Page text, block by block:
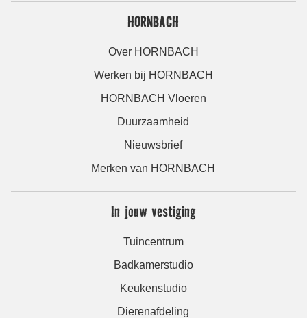
HORNBACH
Over HORNBACH
Werken bij HORNBACH
HORNBACH Vloeren
Duurzaamheid
Nieuwsbrief
Merken van HORNBACH
In jouw vestiging
Tuincentrum
Badkamerstudio
Keukenstudio
Dierenafdeling